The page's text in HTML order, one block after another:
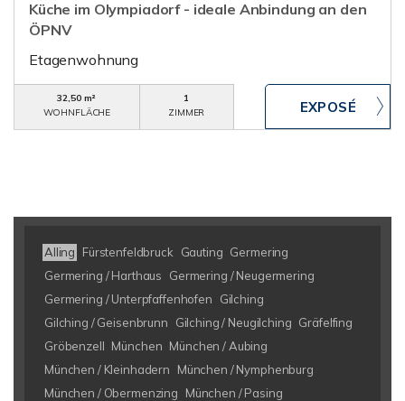
Küche im Olympiadorf - ideale Anbindung an den
ÖPNV
Etagenwohnung
32,50 m²
WOHNFLÄCHE
1
ZIMMER
Alling Fürstenfeldbruck Gauting Germering
Germering / Harthaus
Germering / Neugermering
Germering / Unterpfaffenhofen
Gilching
Gilching / Geisenbrunn
Gilching / Neugilching Gräfelfing
Gröbenzell München München / Aubing
München / Kleinhadern
München / Nymphenburg
München / Obermenzing
München / Pasing